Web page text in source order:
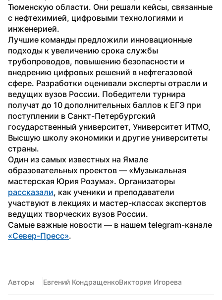
Тюменскую области. Они решали кейсы, связанные
с нефтехимией, цифровыми технологиями и
инженерией.
Лучшие команды предложили инновационные
подходы к увеличению срока службы
трубопроводов, повышению безопасности и
внедрению цифровых решений в нефтегазовой
сфере. Разработки оценивали эксперты отрасли и
ведущих вузов России. Победители турнира
получат до 10 дополнительных баллов к ЕГЭ при
поступлении в Санкт-Петербургский
государственный университет, Университет ИТМО,
Высшую школу экономики и другие университеты
страны.
Один из самых известных на Ямале
образовательных проектов — «Музыкальная
рассказали, как ученики и преподаватели
участвуют в лекциях и мастер-классах экспертов
ведущих творческих вузов России.
«Север-Пресс».
Авторы Евгений КондращенкоВиктория Игорева